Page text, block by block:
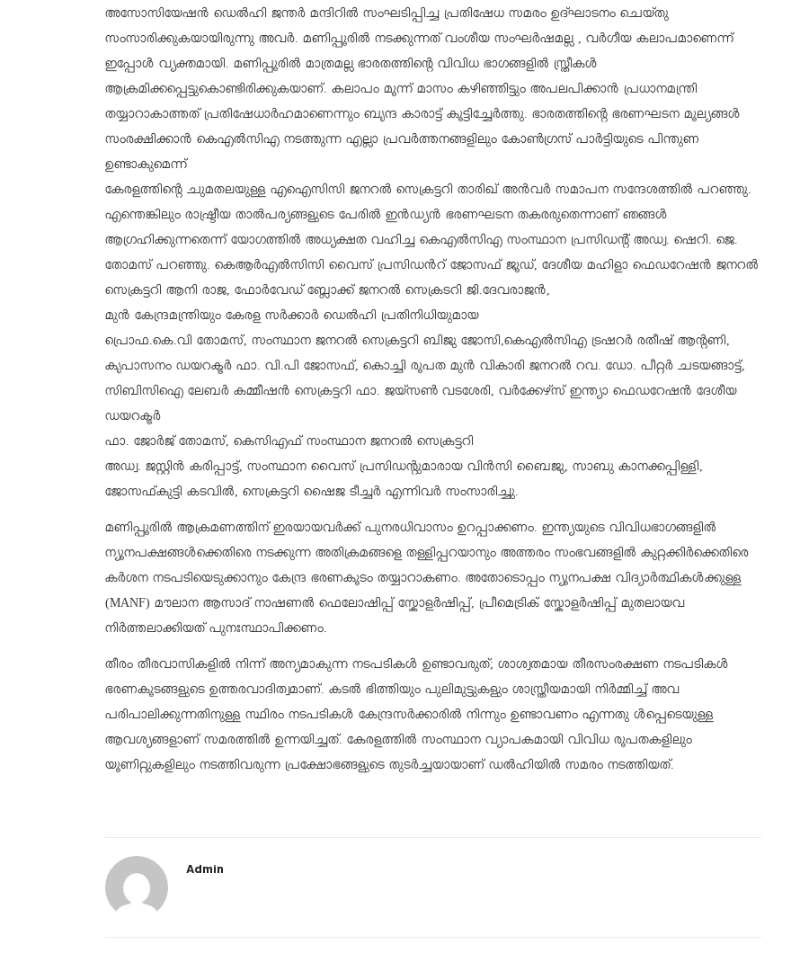
അസോസിയേഷൻ ഡെൽഹി ജന്തർ മന്ദിറിൽ സംഘടിപ്പിച്ച പ്രതിഷേധ സമരം ഉദ്ഘാടനം ചെയ്തു
സംസാരിക്കുകയായിരുന്നു അവർ. മണിപ്പൂരിൽ നടക്കുന്നത് വംശീയ സംഘർഷമല്ല , വർഗീയ കലാപമാണെന്ന്
ഇപ്പോൾ വ്യക്തമായി. മണിപ്പൂരിൽ മാത്രമല്ല ഭാരതത്തിന്റെ വിവിധ ഭാഗങ്ങളിൽ സ്ത്രീകൾ
ആക്രമിക്കപ്പെട്ടുകൊണ്ടിരിക്കുകയാണ്. കലാപം മൂന്ന് മാസം കഴിഞ്ഞിട്ടും അപലപിക്കാൻ പ്രധാനമന്ത്രി
തയ്യാറാകാത്തത് പ്രതിഷേധാർഹമാണെന്നും ബൃന്ദ കാരാട്ട് കൂട്ടിച്ചേർത്തു. ഭാരതത്തിന്റെ ഭരണഘടന മൂല്യങ്ങൾ
സംരക്ഷിക്കാൻ കെഎൽസിഎ നടത്തുന്ന എല്ലാ പ്രവർത്തനങ്ങളിലും കോൺഗ്രസ് പാർട്ടിയുടെ പിന്തുണ
ഉണ്ടാകുമെന്ന്
കേരളത്തിന്റെ ചുമതലയുള്ള എഐസിസി ജനറൽ സെക്രട്ടറി താരിഖ് അൻവർ സമാപന സന്ദേശത്തിൽ പറഞ്ഞു.
എന്തെങ്കിലും രാഷ്ട്രീയ താല്‍പര്യങ്ങളുടെ പേരിൽ ഇൻഡ്യൻ ഭരണഘടന തകരരുതെന്നാണ് ഞങ്ങള്‍
ആഗ്രഹിക്കുന്നതെന്ന് യോഗത്തിൽ അധ്യക്ഷത വഹിച്ച കെഎല്‍സിഎ സംസ്ഥാന പ്രസിഡന്റ് അഡ്വ. ഷെറി. ജെ.
തോമസ് പറഞ്ഞു. കെആർഎൽസിസി വൈസ് പ്രസിഡൻറ് ജോസഫ് ജൂഡ്, ദേശീയ മഹിളാ ഫെഡറേഷന്‍ ജനറല്‍
സെക്രട്ടറി ആനി രാജ, ഫോർവേഡ് ബ്ലോക്ക് ജനറൽ സെക്രടറി ജി.ദേവരാജൻ,
മുൻ കേന്ദ്രമന്ത്രിയും കേരള സർക്കാർ ഡെൽഹി പ്രതിനിധിയുമായ
പ്രൊഫ.കെ.വി തോമസ്, സംസ്ഥാന ജനറൽ സെക്രട്ടറി ബിജു ജോസി,കെഎല്‍സിഎ ട്രഷറര്‍ രതീഷ് ആന്റണി,
കൃപാസനം ഡയറക്ടര്‍ ഫാ. വി.പി ജോസഫ്, കൊച്ചി രൂപത മുൻ വികാരി ജനറൽ റവ. ഡോ. പീറ്റര്‍ ചടയങ്ങാട്ട്,
സിബിസിഐ ലേബർ കമ്മീഷൻ സെക്രട്ടറി ഫാ. ജയ്‌സണ്‍ വടശേരി, വര്‍ക്കേഴ്‌സ് ഇന്ത്യാ ഫെഡറേഷന്‍ ദേശീയ
ഡയറക്ടർ
ഫാ. ജോര്‍ജ് തോമസ്, കെസിഎഫ് സംസ്ഥാന ജനറൽ സെക്രട്ടറി
അഡ്വ. ജസ്റ്റിൻ കരിപ്പാട്ട്, സംസ്ഥാന വൈസ് പ്രസിഡന്റുമാരായ വിന്‍സി ബൈജു, സാബു കാനക്കപ്പിള്ളി,
ജോസഫ്കുട്ടി കടവിൽ, സെക്രട്ടറി ഷൈജ ടീച്ചര്‍ എന്നിവര്‍ സംസാരിച്ചു.
മണിപ്പൂരിൽ ആക്രമണത്തിന് ഇരയായവർക്ക് പുനരധിവാസം ഉറപ്പാക്കണം. ഇന്ത്യയുടെ വിവിധഭാഗങ്ങളിൽ
ന്യൂനപക്ഷങ്ങൾക്കെതിരെ നടക്കുന്ന അതിക്രമങ്ങളെ തള്ളിപ്പറയാനും അത്തരം സംഭവങ്ങളിൽ കുറ്റക്കിർക്കെതിരെ
കർശന നടപടിയെടുക്കാനും കേന്ദ്ര ഭരണകൂടം തയ്യാറാകണം. അതോടൊപ്പം ന്യൂനപക്ഷ വിദ്യാർത്ഥികൾക്കുള്ള
(MANF) മൗലാന ആസാദ് നാഷണൽ ഫെലോഷിപ്പ് സ്കോളർഷിപ്പ്, പ്രീമെട്രിക് സ്കോളർഷിപ്പ് മുതലായവ
നിർത്തലാക്കിയത് പുനഃസ്ഥാപിക്കണം.
തീരം തീരവാസികളിൽ നിന്ന് അന്യമാകുന്ന നടപടികൾ ഉണ്ടാവരുത്; ശാശ്വതമായ തീരസംരക്ഷണ നടപടികൾ
ഭരണകൂടങ്ങളുടെ ഉത്തരവാദിത്വമാണ്. കടൽ ഭിത്തിയും പുലിമുട്ടുകളും ശാസ്ത്രീയമായി നിർമ്മിച്ച് അവ
പരിപാലിക്കുന്നതിനുള്ള സ്ഥിരം നടപടികൾ കേന്ദ്രസർക്കാരിൽ നിന്നും ഉണ്ടാവണം എന്നതു ൾപ്പെടെയുള്ള
ആവശ്യങ്ങളാണ് സമരത്തിൽ ഉന്നയിച്ചത്. കേരളത്തിൽ സംസ്ഥാന വ്യാപകമായി വിവിധ രൂപതകളിലും
യൂണിറ്റുകളിലും നടത്തിവരുന്ന പ്രക്ഷോഭങ്ങളുടെ തുടർച്ചയായാണ് ഡൽഹിയിൽ സമരം നടത്തിയത്.
Admin